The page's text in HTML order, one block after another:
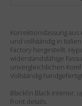
Korrektionsfassung
und vollständig in
Factory hergestellt.
widerstandsfähige
unvergleichlichen
Vollständig
Blackfin Black interior,
front details.